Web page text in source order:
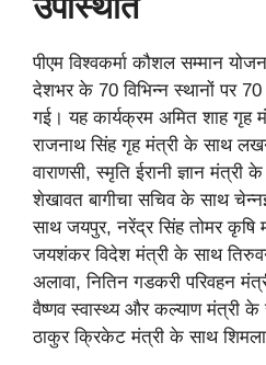
उपस्थिति
पीएम विश्वकर्मा कौशल सम्मान
देशभर के 70 विभिन्न स्थानों पर 70
गई। यह कार्यक्रम अमित शाह गृह
राजनाथ सिंह गृह मंत्री के साथ
वाराणसी, स्मृति ईरानी ज्ञान
शेखावत बागीचा सचिव के साथ
साथ जयपुर, नरेंद्र सिंह तोमर कृषि
जयशंकर विदेश मंत्री के साथ
अलावा, नितिन गडकरी परिवहन
वैष्णव स्वास्थ्य और कल्याण मंत्री
ठाकुर क्रिकेट मंत्री के साथ